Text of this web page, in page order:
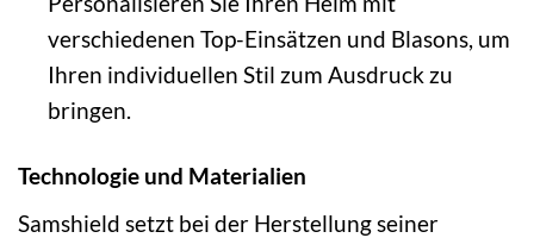
verschiedenen Top-Einsätzen und Blasons, um
Ihren individuellen Stil zum Ausdruck zu
bringen.
Technologie und Materialien
Samshield setzt bei der Herstellung seiner